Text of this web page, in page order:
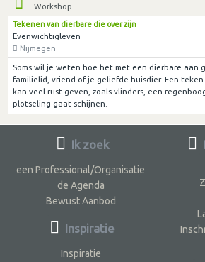
Workshop
Tekenen van dierbare die over zijn
Evenwichtigleven
Nijmegen
Soms wil je weten hoe het met een dierbare aan
familielid, vriend of je geliefde huisdier. Een
kan veel rust geven, zoals vlinders, een
plotseling gaat schijnen.
Ik zoek
een Professional/Organisatie
de Agenda
Bewust Aanbod
Inspiratie
Inspiratie